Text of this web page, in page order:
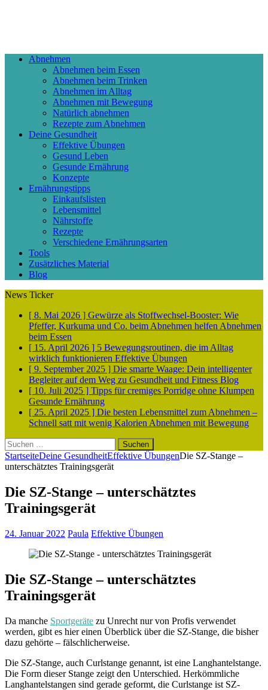
Abnehmen
Abnehmen beim Essen
Abnehmen beim Trinken
Abnehmen im Alltag
Abnehmen mit Bewegung
Natürlich abnehmen
Rezepte zum Abnehmen
Deine Gesundheit
Effektive Übungen
Gesund Leben
Gesunde Ernährung
Konzepte
Ernährungstipps
Einkaufslisten
Lebensmittel
Nährstoffe
Rezepte
Verschiedene Ernährungsarten
Tools
Zusätzliches Material
Blog
News Ticker
[ 8. Mai 2026 ] Gewürze als Stoffwechsel-Booster: Wie
Pfeffer, Kurkuma und Co. beim Abnehmen helfen Abnehmen
beim Essen
[ 15. April 2026 ] 5 Bewegungsroutinen, die im Alltag
wirklich funktionieren Effektive Übungen
[ 9. September 2025 ] Die smarte Waage: Dein intelligenter
Begleiter auf dem Weg zu Gesundheit und Fitness Blog
[ 10. Juli 2025 ] Tipps für cremiges Porridge ohne Klumpen
Gesunde Ernährung
[ 25. April 2025 ] Die besten Lebensmittel zum Abnehmen –
Schnell satt mit wenig Kalorien Abnehmen mit Bewegung
Suchen
nach:
StartseiteDeine GesundheitEffektive ÜbungenDie SZ-Stange –
unterschätztes Trainingsgerät
Die SZ-Stange – unterschätztes
Trainingsgerät
24. Januar 2022 Paula Effektive Übungen
Die SZ-Stange – unterschätztes
Trainingsgerät
Da manche Sportgeräte zu Unrecht nur von Profis verwendet
werden, gibt es hier einen Überblick über die SZ-Stange, die bisher
dazu gehörte – fälschlicherweise.
Die SZ-Stange, auch Curlstange genannt, ist eine Langhantelstange.
Die Form dieser Stange zeigt den Unterschied. Herkömmliche
Langhantelstangen sind gerade geformt, die Curlstange ist SZ-